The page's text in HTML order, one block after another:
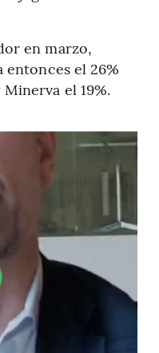
en marzo,
el 26%
el 19%.